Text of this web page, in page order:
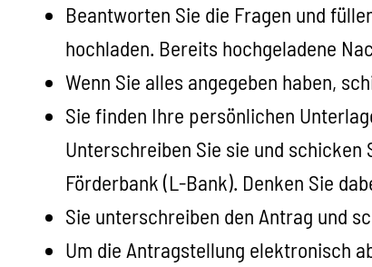
Beantworten Sie die Fragen und
hochladen. Bereits hochgeladene
Wenn Sie alles angegeben haben,
Sie finden Ihre persönlichen
Unterschreiben Sie sie und schicken
Förderbank (L-Bank). Denken Sie
Sie unterschreiben den Antrag und
Um die Antragstellung elektronisch